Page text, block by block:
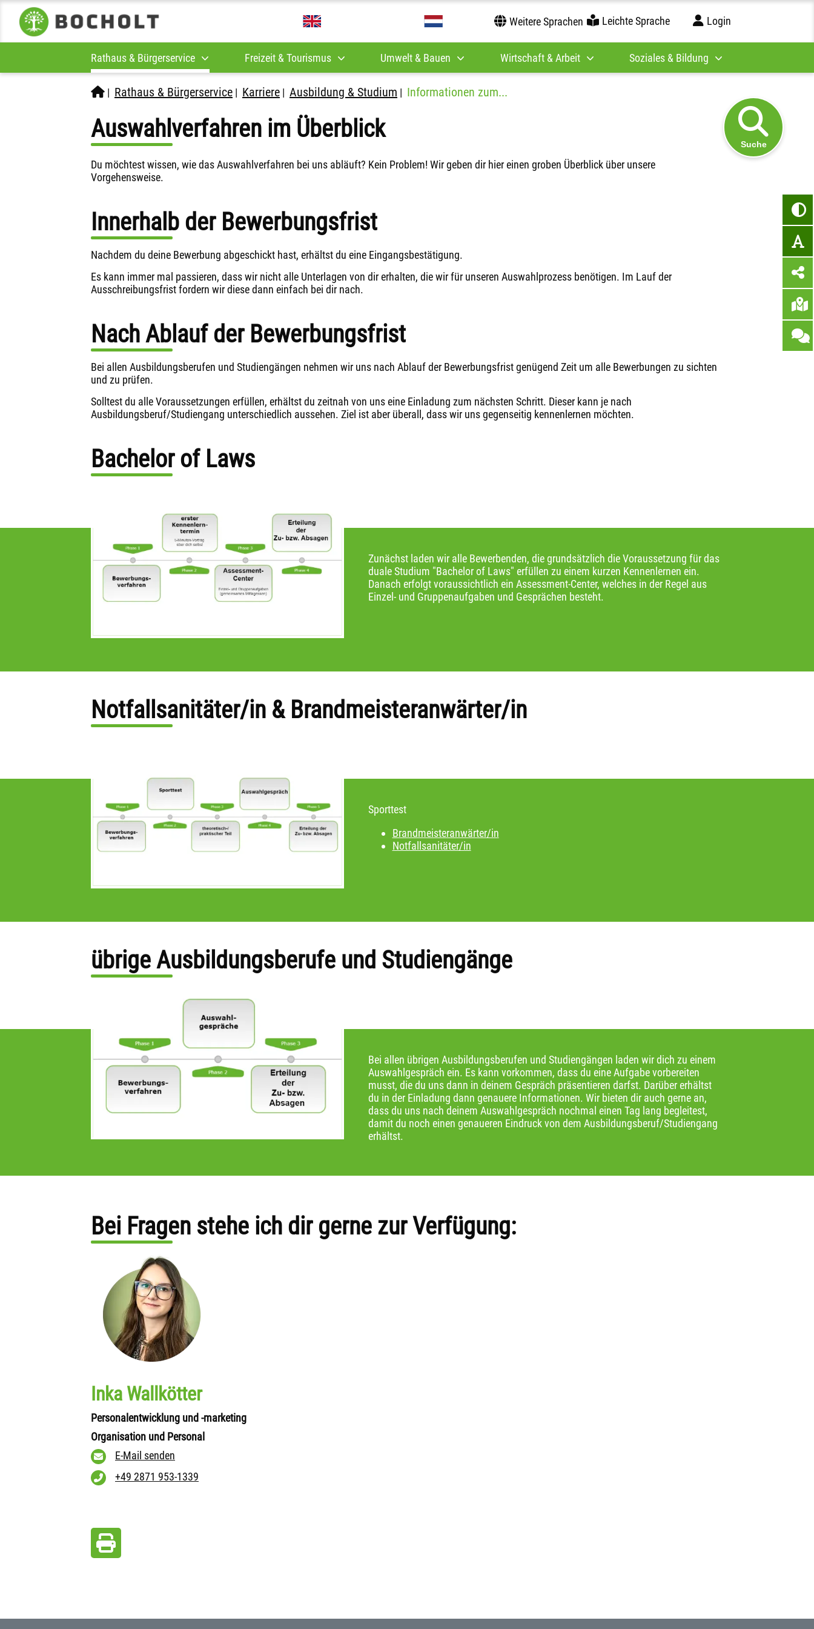
Weitere Sprachen Leichte Sprache Login
Rathaus & Bürgerservice Freizeit & Tourismus Umwelt & Bauen Wirtschaft & Arbeit Soziales & Bildung
Suche
| Rathaus & Bürgerservice | Karriere | Ausbildung & Studium | Informationen zum...
Auswahlverfahren im Überblick
Du möchtest wissen, wie das Auswahlverfahren bei uns abläuft? Kein Problem! Wir geben dir hier einen groben Überblick über unsere
Vorgehensweise.
Innerhalb der Bewerbungsfrist
Nachdem du deine Bewerbung abgeschickt hast, erhältst du eine Eingangsbestätigung.
Es kann immer mal passieren, dass wir nicht alle Unterlagen von dir erhalten, die wir für unseren Auswahlprozess benötigen. Im Lauf der
Ausschreibungsfrist fordern wir diese dann einfach bei dir nach.
Nach Ablauf der Bewerbungsfrist
Bei allen Ausbildungsberufen und Studiengängen nehmen wir uns nach Ablauf der Bewerbungsfrist genügend Zeit um alle Bewerbungen zu sichten
und zu prüfen.
Solltest du alle Voraussetzungen erfüllen, erhältst du zeitnah von uns eine Einladung zum nächsten Schritt. Dieser kann je nach
Ausbildungsberuf/Studiengang unterschiedlich aussehen. Ziel ist aber überall, dass wir uns gegenseitig kennenlernen möchten.
Bachelor of Laws
Zunächst laden wir alle Bewerbenden, die grundsätzlich die Voraussetzung für das
duale Studium "Bachelor of Laws" erfüllen zu einem kurzen Kennenlernen ein.
Danach erfolgt voraussichtlich ein Assessment-Center, welches in der Regel aus
Einzel- und Gruppenaufgaben und Gesprächen besteht.
Notfallsanitäter/in & Brandmeisteranwärter/in
Sporttest
Brandmeisteranwärter/in
Notfallsanitäter/in
übrige Ausbildungsberufe und Studiengänge
Bei allen übrigen Ausbildungsberufen und Studiengängen laden wir dich zu einem
Auswahlgespräch ein. Es kann vorkommen, dass du eine Aufgabe vorbereiten
musst, die du uns dann in deinem Gespräch präsentieren darfst. Darüber erhältst
du in der Einladung dann genauere Informationen. Wir bieten dir auch gerne an,
dass du uns nach deinem Auswahlgespräch nochmal einen Tag lang begleitest,
damit du noch einen genaueren Eindruck von dem Ausbildungsberuf/Studiengang
erhältst.
Bei Fragen stehe ich dir gerne zur Verfügung:
Inka Wallkötter
Personalentwicklung und -marketing
Organisation und Personal
E-Mail senden
+49 2871 953-1339